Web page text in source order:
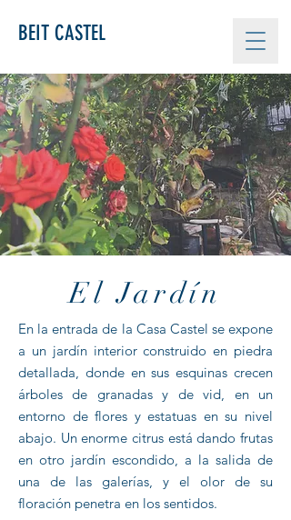
BEIT CASTEL
El Jardín
En la entrada de la Casa Castel se expone
a un jardín interior construido en piedra
detallada, donde en sus esquinas crecen
árboles de granadas y de vid, en un
entorno de flores y estatuas en su nivel
abajo. Un enorme citrus está dando frutas
en otro jardín escondido, a la salida de
una de las galerías, y el olor de su
floración penetra en los sentidos.